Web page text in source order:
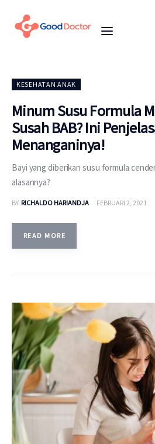
Untuk Bisnis
Untuk Anda
Berita
Layanan
KESEHATAN ANAK
Minum Susu Formula
Susah BAB? Ini
Menanganinya!
Bayi yang diberikan susu formula
alasannya?
BY RICHALDO HARIANDJA FEBRUARI 2, 2021
READ MORE